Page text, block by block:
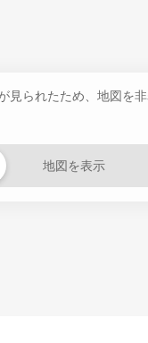
見られたため、地図を
地図を表示